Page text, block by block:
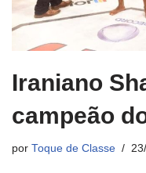
Iraniano
campeão
por Toque de Classe